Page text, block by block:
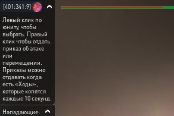
[401:341:9]
Левый клик по
юниту, чтобы
выбрать. Правый
клик чтобы отдать
приказ об атаке
или
перемещении.
Приказы можно
отдавать когда
есть «Ходы»,
которые копятся
каждые 10 секунд.
Нападающие: